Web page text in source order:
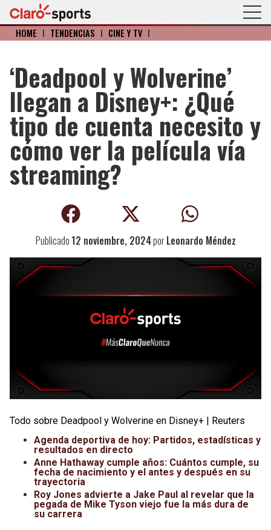
HOME I TENDENCIAS I CINE Y TV I
‘Deadpool y Wolverine’
llegan a Disney+: ¿Qué
tipo de cuenta necesito y
cómo ver la película vía
streaming?
Publicado 12 noviembre, 2024porLeonardo Méndez
Todo sobre Deadpool y Wolverine en Disney+ | Reuters
Agenda deportiva de hoy: Partidos, estadísticas y
resultados en directo
Anne Hathaway cumple años: Cuántos cumple, su
fecha de nacimiento y el antes y después en su
trayectoria
Roy Jones advierte a Jake Paul al revelar que la
pegada de Mike Tyson viejo fue la más dura de
su carrera